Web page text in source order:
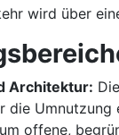
wird über
Architektur:
die Umnutzung
offene,